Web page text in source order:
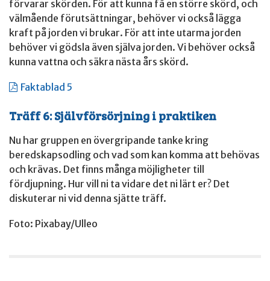
förvarar skörden. För att kunna få en större skörd, och
välmående förutsättningar, behöver vi också lägga
kraft på jorden vi brukar. För att inte utarma jorden
behöver vi gödsla även själva jorden. Vi behöver också
kunna vattna och säkra nästa års skörd.
Faktablad 5
Träff 6: Självförsörjning i praktiken
Nu har gruppen en övergripande tanke kring
beredskapsodling och vad som kan komma att behövas
och krävas. Det finns många möjligheter till
fördjupning. Hur vill ni ta vidare det ni lärt er? Det
diskuterar ni vid denna sjätte träff.
Foto: Pixabay/Ulleo